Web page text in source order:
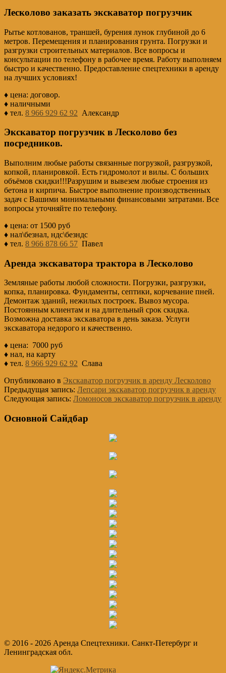
Лесколово заказать экскаватор погрузчик
Рытье котлованов, траншей, бурения лунок глубиной до 6
метров. Перемещения и планирования грунта. Погрузки и
разгрузки строительных материалов. Все вопросы и
консультации по телефону в рабочее время. Работу выполняем
быстро и качественно. Предоставление спецтехники в аренду
на лучших условиях!
♦ цена: договор.
♦ наличными
♦ тел. 8 966 929 62 92 Александр
Экскаватор погрузчик в Лесколово без
посредников.
Выполним любые работы связанные погрузкой, разгрузкой,
копкой, планировкой. Есть гидромолот и вилы. С больших
объёмов скидки!!!Разрушим и вывезем любые строения из
бетона и кирпича. Быстрое выполнение производственных
задач с Вашими минимальными финансовыми затратами. Все
вопросы уточняйте по телефону.
♦ цена: от 1500 руб
♦ нал\безнал, ндс\безндс
♦ тел. 8 966 878 66 57 Павел
Аренда экскаватора трактора в Лесколово
Земляные работы любой сложности. Погрузки, разгрузки,
копка, планировка. Фундаменты, септики, корчевание пней.
Демонтаж зданий, нежилых построек. Вывоз мусора.
Постоянным клиентам и на длительный срок скидка.
Возможна доставка экскаватора в день заказа. Услуги
экскаватора недорого и качественно.
♦ цена: 7000 руб
♦ нал, на карту
♦ тел. 8 966 929 62 92 Слава
Опубликовано в Экскаватор погрузчик в аренду Лесколово
Предыдущая запись: Лепсари экскаватор погрузчик в аренду
Следующая запись: Ломоносов экскаватор погрузчик в аренду
Основной Сайдбар
© 2016 - 2026 Аренда Спецтехники. Санкт-Петербург и
Ленинградская обл.